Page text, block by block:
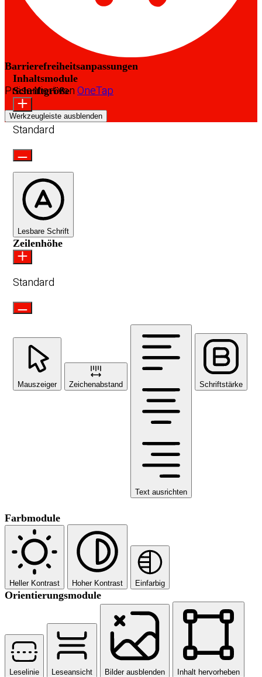
Barrierefreiheitsanpassungen
Präsentiert vonOneTap
Werkzeugleiste ausblenden
Inhaltsmodule
Schriftgröße
Standard
Lesbare Schrift
Zeilenhöhe
Standard
Mauszeiger Zeichenabstand
Text ausrichten
Schriftstärke
Farbmodule
Heller Kontrast Hoher Kontrast Einfarbig
Orientierungsmodule
Leselinie Leseansicht Bilder ausblenden Inhalt hervorheben